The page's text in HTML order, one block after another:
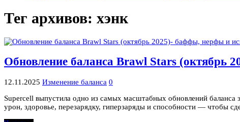
Тег архивов: хэнк
Обновление баланса Brawl Stars (октябрь
12.11.2025 Изменение баланса 0
Supercell выпустила одно из самых масштабных обновлений
урон, здоровье, перезарядку, гиперзаряды и способности — чтобы